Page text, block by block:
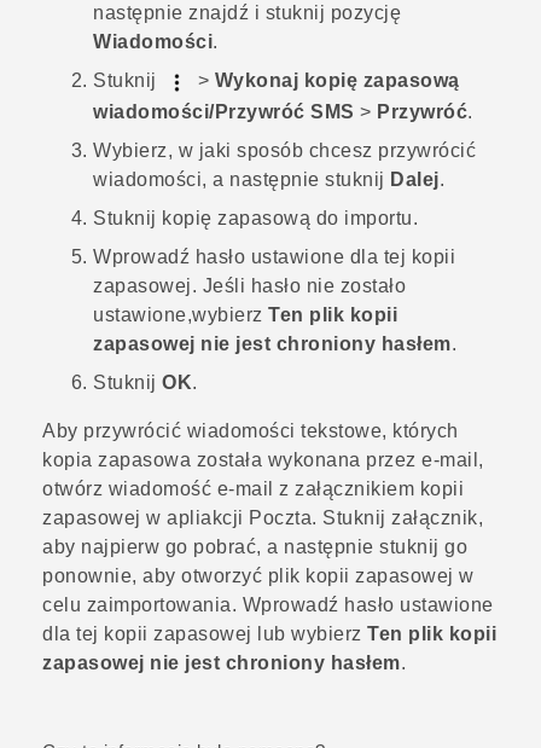
następnie znajdź i stuknij pozycję
Wiadomości.
Stuknij
> Wykonaj kopię zapasową
wiadomości/Przywróć SMS > Przywróć.
Wybierz, w jaki sposób chcesz przywrócić
wiadomości, a następnie stuknij Dalej.
Stuknij kopię zapasową do importu.
Wprowadź hasło ustawione dla tej kopii
zapasowej. Jeśli hasło nie zostało
ustawione,wybierz Ten plik kopii
zapasowej nie jest chroniony hasłem.
Stuknij OK.
Aby przywrócić wiadomości tekstowe, których
kopia zapasowa została wykonana przez e-mail,
otwórz wiadomość e-mail z załącznikiem kopii
zapasowej w apliakcji Poczta. Stuknij załącznik,
aby najpierw go pobrać, a następnie stuknij go
ponownie, aby otworzyć plik kopii zapasowej w
celu zaimportowania. Wprowadź hasło ustawione
dla tej kopii zapasowej lub wybierz Ten plik kopii
zapasowej nie jest chroniony hasłem.